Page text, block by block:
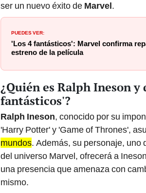
ser un nuevo éxito de Marvel.
PUEDES VER:
'Los 4 fantásticos': Marvel confirma
estreno de la película
¿Quién es Ralph Ineson y
fantásticos'?
Ralph Ineson, conocido por su
'Harry Potter' y 'Game of Thrones',
mundos. Además, su personaje, uno
del universo Marvel, ofrecerá a
una presencia que amenaza con
mismo.